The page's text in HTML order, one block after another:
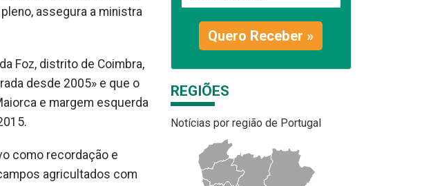
assegura a ministra
Foz, distrito de Coimbra,
desde 2005» e que o
e margem esquerda
como recordação e
agricultados com
Quero Receber »
REGIÕES
Notícias por região de Portugal